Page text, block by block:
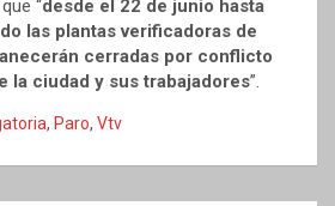
“desde el 22 de junio hasta
las plantas verificadoras de
cerradas por conflicto
la ciudad y sus trabajadores”.
, Paro, Vtv